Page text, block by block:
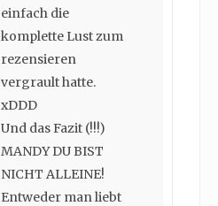
einfach die
komplette Lust zum
rezensieren
vergrault hatte.
xDDD
Und das Fazit (!!!)
MANDY DU BIST
NICHT ALLEINE!
Entweder man liebt